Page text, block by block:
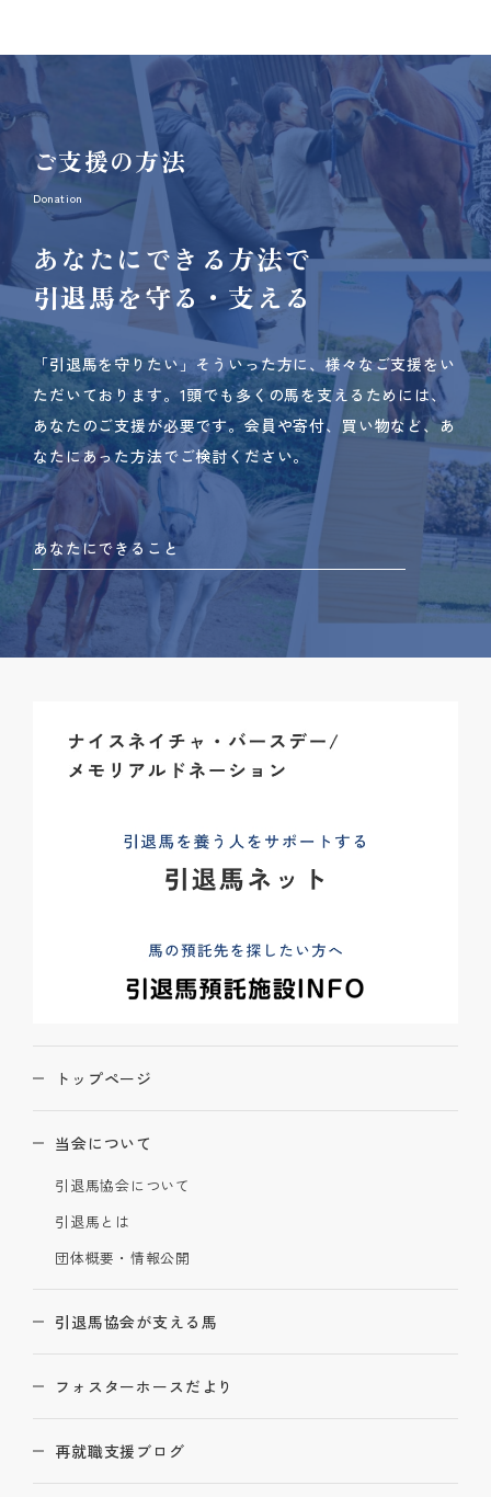
ご支援の方法
Donation
あなたにできる方法で
引退馬を守る・支える
「引退馬を守りたい」そういった方に、様々なご支援をい
ただいております。 1頭でも多くの馬を支えるためには、
あなたのご支援が必要です。 会員や寄付、買い物など、あ
なたにあった方法でご検討ください。
あなたにできること
トップページ
当会について
引退馬協会について
引退馬とは
団体概要・情報公開
引退馬協会が支える馬
フォスターホースだより
再就職支援ブログ